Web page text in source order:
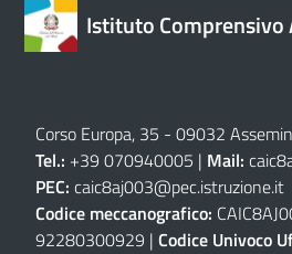
Istituto Comprensivo
Corso Europa, 35 - 09032
Tel.: +39 070940005 | Mail:
PEC: caic8aj003@pec.istruzione.it
Codice meccanografico:
92280300929 | Codice Univoco